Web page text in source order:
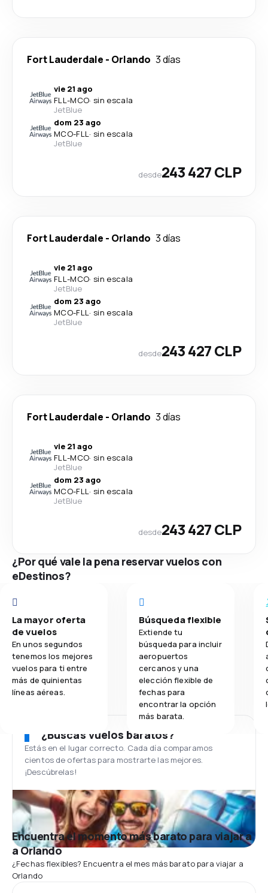
Fort Lauderdale - Orlando 3 días
vie 21 ago
FLL-MCO· sin escala
JetBlue
dom 23 ago
MCO-FLL· sin escala
JetBlue
desde243 427 CLP
Fort Lauderdale - Orlando 3 días
vie 21 ago
FLL-MCO· sin escala
JetBlue
dom 23 ago
MCO-FLL· sin escala
JetBlue
desde243 427 CLP
Fort Lauderdale - Orlando 3 días
vie 21 ago
FLL-MCO· sin escala
JetBlue
dom 23 ago
MCO-FLL· sin escala
JetBlue
desde243 427 CLP
¿Por qué vale la pena reservar vuelos con
eDestinos?
La mayor oferta
de vuelos
En unos segundos
tenemos los mejores
vuelos para ti entre
más de quinientas
líneas aéreas.
Búsqueda flexible
Extiende tu
búsqueda para incluir
aeropuertos
cercanos y una
elección flexible de
fechas para
encontrar la opción
más barata.
¿Buscas vuelos baratos?
Estás en el lugar correcto. Cada día comparamos
cientos de ofertas para mostrarte las mejores.
¡Descúbrelas!
Encuentra el momento más barato para viajar a
a Orlando
¿Fechas flexibles? Encuentra el mes más barato para viajar a
Orlando